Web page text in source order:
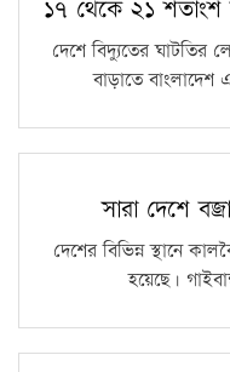
১৭ থেকে ২১ শতাংশ
দেশে বিদ্যুতের ঘাটতির
বাড়াতে বাংলাদেশ
সারা দেশে
দেশের বিভিন্ন স্থানে
হয়েছে।